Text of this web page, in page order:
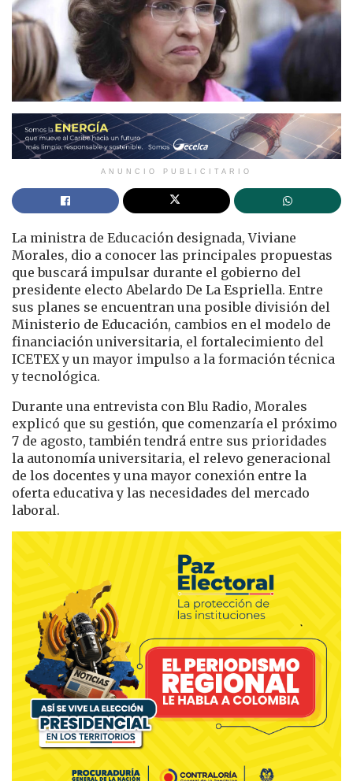
ANUNCIO PUBLICITARIO
La ministra de Educación designada, Viviane
Morales, dio a conocer las principales propuestas
que buscará impulsar durante el gobierno del
presidente electo Abelardo De La Espriella. Entre
sus planes se encuentran una posible división del
Ministerio de Educación, cambios en el modelo de
financiación universitaria, el fortalecimiento del
ICETEX y un mayor impulso a la formación técnica
y tecnológica.
Durante una entrevista con Blu Radio, Morales
explicó que su gestión, que comenzaría el próximo
7 de agosto, también tendrá entre sus prioridades
la autonomía universitaria, el relevo generacional
de los docentes y una mayor conexión entre la
oferta educativa y las necesidades del mercado
laboral.